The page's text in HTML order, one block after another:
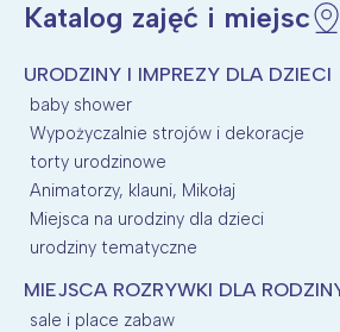
Katalog zajęć i miejsc
URODZINY I IMPREZY DLA DZIECI
baby shower
Wypożyczalnie strojów i dekoracje
torty urodzinowe
Animatorzy, klauni, Mikołaj
Miejsca na urodziny dla dzieci
urodziny tematyczne
MIEJSCA ROZRYWKI DLA
sale i place zabaw